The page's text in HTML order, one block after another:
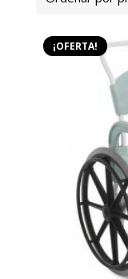
¡OFERTA!